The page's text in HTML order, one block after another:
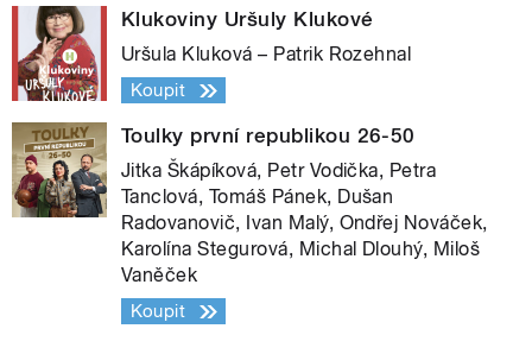
Klukoviny Uršuly Klukové
Uršula Kluková – Patrik Rozehnal
Koupit
Toulky první republikou 26-50
Jitka Škápíková, Petr Vodička, Petra
Tanclová, Tomáš Pánek, Dušan
Radovanovič, Ivan Malý, Ondřej Nováček,
Karolína Stegurová, Michal Dlouhý, Miloš
Vaněček
Koupit